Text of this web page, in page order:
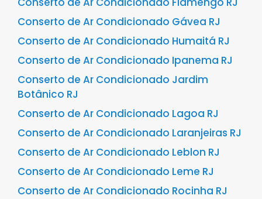
Conserto de Ar Condicionado Gávea RJ
Conserto de Ar Condicionado Humaitá RJ
Conserto de Ar Condicionado Ipanema RJ
Conserto de Ar Condicionado Jardim
Botânico RJ
Conserto de Ar Condicionado Lagoa RJ
Conserto de Ar Condicionado Laranjeiras RJ
Conserto de Ar Condicionado Leblon RJ
Conserto de Ar Condicionado Leme RJ
Conserto de Ar Condicionado Rocinha RJ